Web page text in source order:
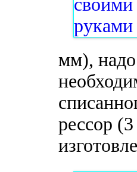
мм), надо
рессор